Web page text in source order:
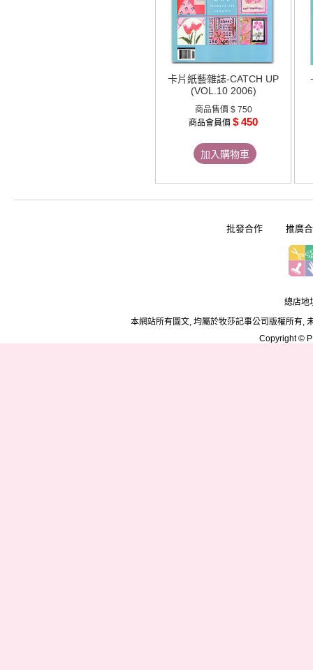
卡片紙藝雜誌-CATCH UP
(VOL.10 2006)
商品售價 $ 750
商品會員價 $ 450
加入購物車
批發合作 推廣
總店地
本網站所有圖文, 均屬於牧莎記事公司版權所有,
Copyright ©